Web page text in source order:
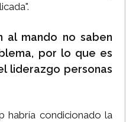
al mando no saben
por lo que es
liderazgo personas
habría condicionado la